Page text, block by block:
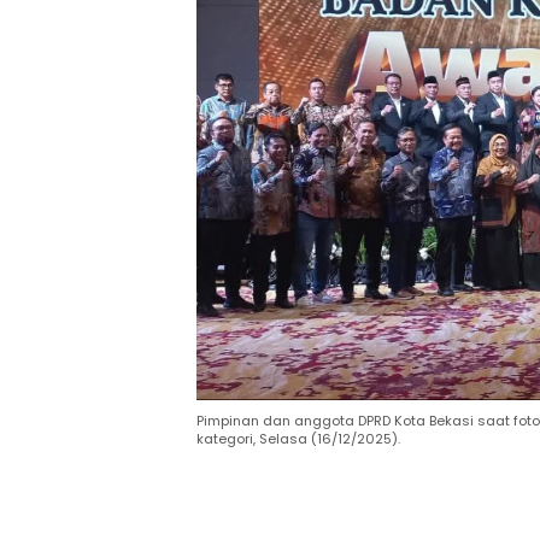
Pimpinan dan anggota DPRD Kota Bekasi saat
kategori, Selasa (16/12/2025).